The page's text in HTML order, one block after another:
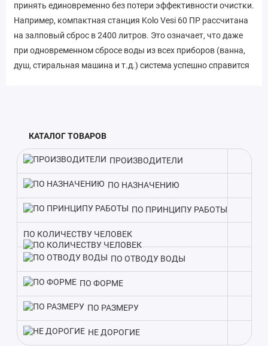
принять единовременно без потери эффективности очистки.
Например, компактная станция Kolo Vesi 60 ПР рассчитана
на залповый сброс в 2400 литров. Это означает, что даже
при одновременном сбросе воды из всех приборов (ванна,
душ, стиральная машина и т.д.) система успешно справится
автономной канализации на загородных участках, дачах и в
частных домах с небольшим количеством проживающих.
В комплекте с септиком идет вся необходимая оснастка.
гарантирует слаженную работу всех элементов очистки
стоков.
Благодаря производительности в 12000 литров, Kolo Vesi 60
ПР подходит для домов с количеством проживающих до 60
человек. Поэтому при выборе модели ориентируйтесь в
КАТАЛОГ ТОВАРОВ
ПРОИЗВОДИТЕЛИ
ПО НАЗНАЧЕНИЮ
ПО ПРИНЦИПУ РАБОТЫ
ПО КОЛИЧЕСТВУ ЧЕЛОВЕК
ПО ОТВОДУ ВОДЫ
ПО ФОРМЕ
ПО РАЗМЕРУ
НЕ ДОРОГИЕ